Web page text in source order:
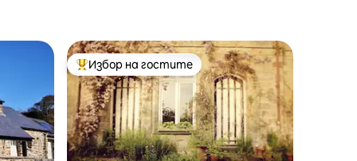
Най-популярен избор на гостите
Избор на гостите